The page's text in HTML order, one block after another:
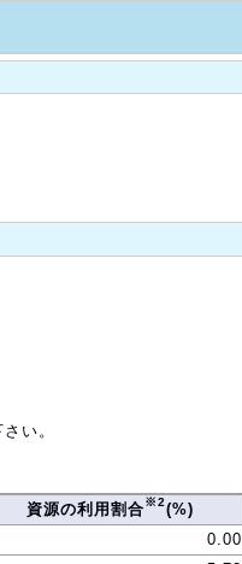
い。
資源の利用割合※2(%)
0.00